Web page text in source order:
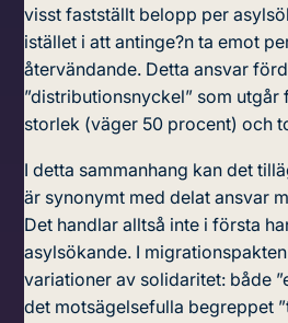
visst fastställt belopp per
istället i att antinge?n ta emot
återvändande. Detta ansvar
”distributionsnyckel” som
storlek (väger 50 procent) och
I detta sammanhang kan det
är synonymt med delat ansvar
Det handlar alltså inte i första
asylsökande. I
variationer av solidaritet: både
det motsägelsefulla begreppet